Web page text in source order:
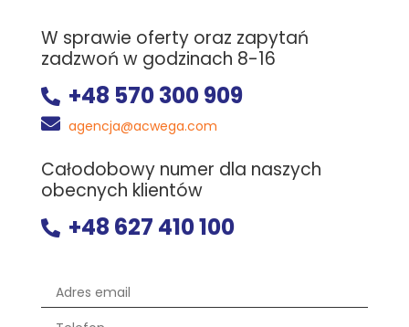
W sprawie oferty oraz zapytań
zadzwoń w godzinach 8-16
 +48 570 300 909
 agencja@acwega.com
Całodobowy numer dla naszych
obecnych klientów
 +48 627 410 100